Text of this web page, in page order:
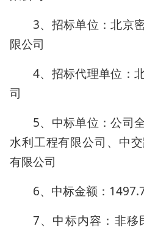
3、招标单位：北京
限公司
4、招标代理单位：
司
5、中标单位：公司
水利工程有限公司、中
有限公司
6、中标金额：
7、中标内容：非移